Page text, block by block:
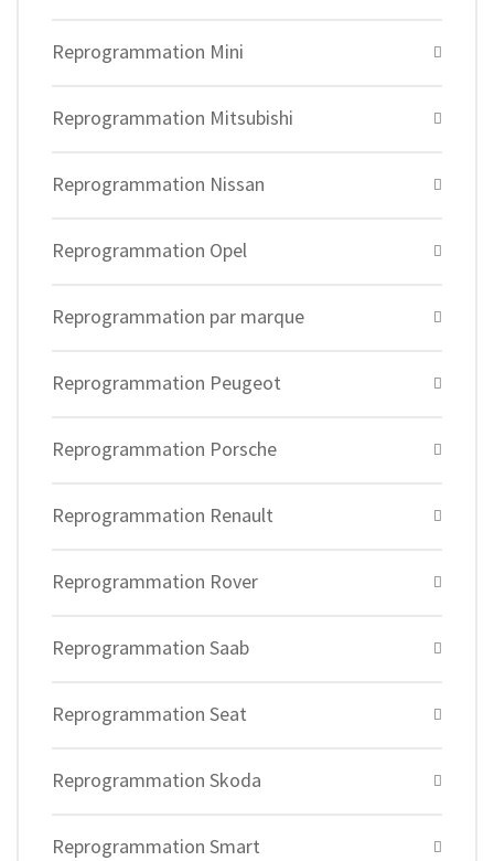
Reprogrammation Mini
Reprogrammation Mitsubishi
Reprogrammation Nissan
Reprogrammation Opel
Reprogrammation par marque
Reprogrammation Peugeot
Reprogrammation Porsche
Reprogrammation Renault
Reprogrammation Rover
Reprogrammation Saab
Reprogrammation Seat
Reprogrammation Skoda
Reprogrammation Smart